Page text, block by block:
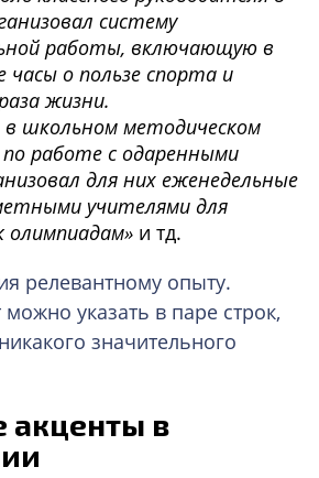
систему
работы, включающую в
часы о пользе спорта и
жизни.
в школьном методическом
работе с одаренными
для них еженедельные
учителями для
олимпиадам» и тд.
релевантному опыту.
указать в паре строк,
значительного
акценты в